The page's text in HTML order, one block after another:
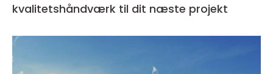
kvalitetshåndværk til dit næste projekt